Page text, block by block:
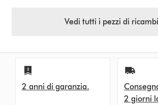
Vedi tutti i pezzi di
2 anni di garanzia.
2 giorni